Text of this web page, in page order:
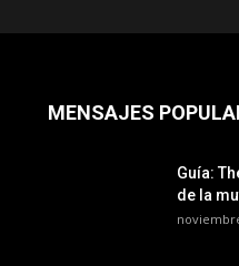
MENSAJES
Guía:
de la